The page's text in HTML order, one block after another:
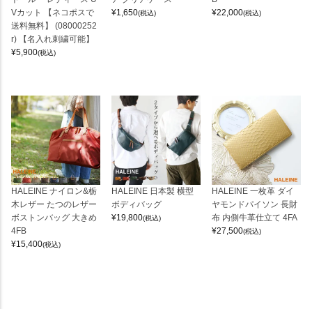
Vカット 【ネコポスで
送料無料】 (08000252
r) 【名入れ刺繍可能】
¥5,900(税込)
¥1,650(税込)
¥22,000(税込)
HALEINE ナイロン&栃
木レザー たつのレザー
ボストンバッグ 大きめ
4FB
¥15,400(税込)
HALEINE 日本製 横型
ボディバッグ
¥19,800(税込)
HALEINE 一枚革 ダイ
ヤモンドパイソン 長財
布 内側牛革仕立て 4FA
¥27,500(税込)